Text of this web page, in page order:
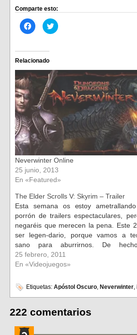
Comparte esto:
Haz
clic
Facebook
(Se
abre
en
una
ventana
nueva)
Haz
clic
en
una
ventana
nueva)
Relacionado
Neverwinter Online
25 junio, 2013
En «Featured»
The Elder Scrolls V: Skyrim – Trailer
Esta semana os estoy
porrón de trailers espectaculares,
negaréis que merecen la pena. Este
ser legen-dario, porque vamos a
sano para aburrirnos. De
pensando pedirme una excedencia en
para poder degustar sin presión todo
25 febrero, 2011
En «Videojuegos»
Etiquetas: Apóstol Oscuro, Neverwinter,
222 comentarios